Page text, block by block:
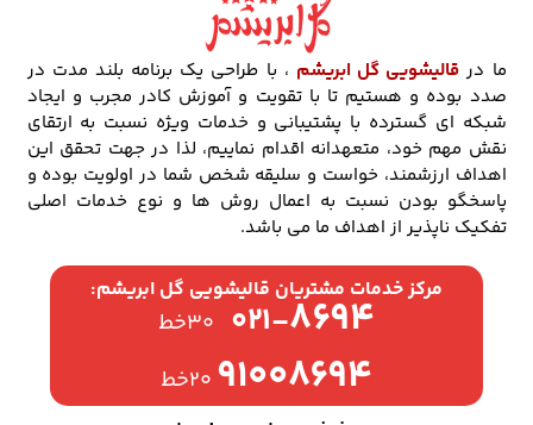
ما در قالیشویی گل ابریشم ، با طراحی یک برنامه بلند مدت در
صدد بوده و هستیم تا با تقویت و آموزش کادر مجرب و ایجاد
شبکه ای گسترده با پشتیبانی و خدمات ویژه نسبت به ارتقای
نقش مهم خود، متعهدانه اقدام نماییم، لذا در جهت تحقق این
اهداف ارزشمند، خواست و سلیقه شخص شما در اولویت بوده و
پاسخگو بودن نسبت به اعمال روش ها و نوع خدمات اصلی
تفکیک ناپذیر از اهداف ما می باشد.
مرکز خدمات مشتریان قالیشویی گل ابریشم:
۰۲۱-۸۶۹۴ ۳۰خط
۹۱۰۰۸۶۹۴ ۲۰خط